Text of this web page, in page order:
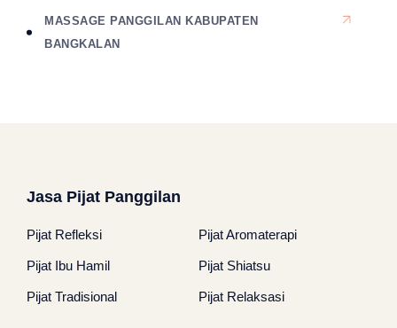
MASSAGE PANGGILAN KABUPATEN
BANGKALAN
Jasa Pijat Panggilan
Pijat Refleksi Pijat Aromaterapi
Pijat Ibu Hamil Pijat Shiatsu
Pijat Tradisional Pijat Relaksasi